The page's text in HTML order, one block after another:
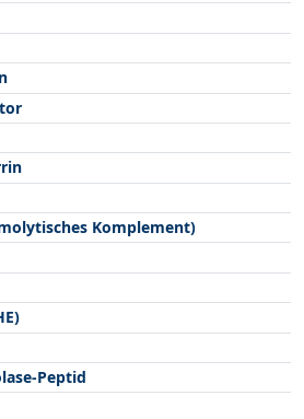
Komplement)
Peptid